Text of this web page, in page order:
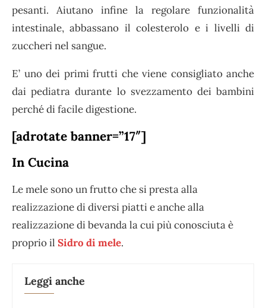
pesanti. Aiutano infine la regolare funzionalità
intestinale, abbassano il colesterolo e i livelli di
zuccheri nel sangue.
E’ uno dei primi frutti che viene consigliato anche
dai pediatra durante lo svezzamento dei bambini
perché di facile digestione.
[adrotate banner=”17″]
In Cucina
Le mele sono un frutto che si presta alla
realizzazione di diversi piatti e anche alla
realizzazione di bevanda la cui più conosciuta è
proprio il Sidro di mele.
Leggi anche